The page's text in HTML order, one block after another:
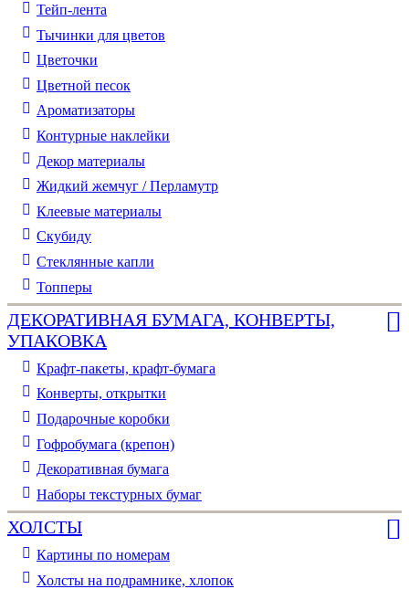
Тейп-лента
Тычинки для цветов
Цветочки
Цветной песок
Ароматизаторы
Контурные наклейки
Декор материалы
Жидкий жемчуг / Перламутр
Клеевые материалы
Скубиду
Стеклянные капли
Топперы
ДЕКОРАТИВНАЯ БУМАГА, КОНВЕРТЫ,
УПАКОВКА
Крафт-пакеты, крафт-бумага
Конверты, открытки
Подарочные коробки
Гофробумага (крепон)
Декоративная бумага
Наборы текстурных бумаг
ХОЛСТЫ
Картины по номерам
Холсты на подрамнике, хлопок